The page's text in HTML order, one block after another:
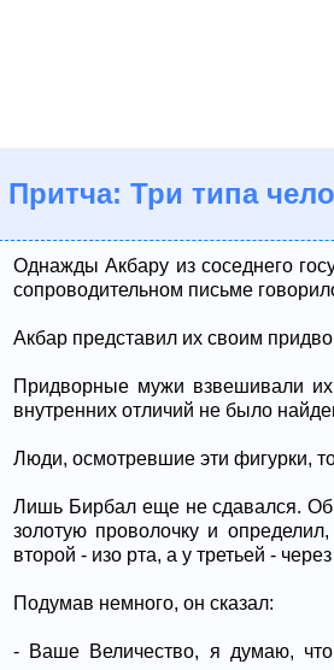
Притча: Три типа
Однажды Акбару из соседнего
сопроводительном письме
Акбар представил их своим
Придворные мужи взвешивали
внутренних отличий не было
Люди, осмотревшие эти фигурки,
Лишь Бирбал еще не сдавался.
золотую проволочку и
второй - изо рта, а у третьей -
Подумав немного, он сказал:
- Ваше Величество, я думаю,